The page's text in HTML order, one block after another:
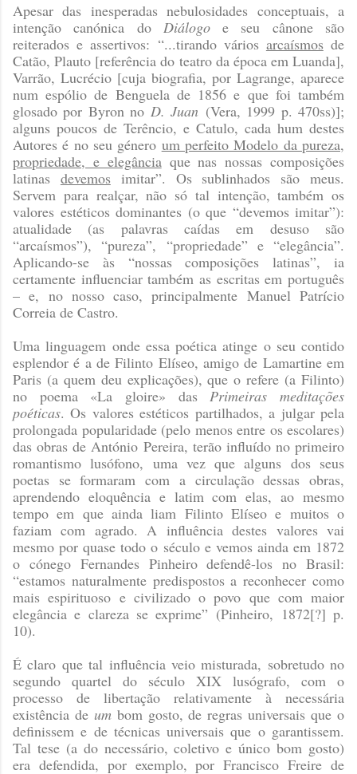
Apesar das inesperadas nebulosidades conceptuais, a
intenção canónica do Diálogoe seu cânone são
reiterados e assertivos: “...tirando vários arcaísmos de
Catão, Plauto [referência do teatro da época em Luanda],
Varrão, Lucrécio [cuja biografia, por Lagrange, aparece
num espólio de Benguela de 1856 e que foi também
glosado por Byron no D. Juan (Vera, 1999 p. 470ss)];
alguns poucos de Terêncio, e Catulo, cada hum destes
Autores é no seu género um perfeito Modelo da pureza,
propriedade, e elegânciaque nas nossas composições
latinas devemos imitar”. Os sublinhados são meus.
Servem para realçar, não só tal intenção, também os
valores estéticos dominantes (o que “devemos imitar”):
atualidade (as palavras caídas em desuso são
“arcaísmos”), “pureza”, “propriedade” e “elegância”.
Aplicando-se às “nossas composições latinas”, ia
certamente influenciar também as escritas em português
– e, no nosso caso, principalmente Manuel Patrício
Correia de Castro.
Uma linguagem onde essa poética atinge o seu contido
esplendor é a de Filinto Elíseo, amigo de Lamartine em
Paris (a quem deu explicações), que o refere (a Filinto)
no poema «La gloire» dasPrimeiras meditações
poéticas. Os valores estéticos partilhados, a julgar pela
prolongada popularidade (pelo menos entre os escolares)
das obras de António Pereira, terão influído no primeiro
romantismo lusófono, uma vez que alguns dos seus
poetas se formaram com a circulação dessas obras,
aprendendo eloquência e latim com elas, ao mesmo
tempo em que ainda liam Filinto Elíseo e muitos o
faziam com agrado. A influência destes valores vai
mesmo por quase todo o século e vemos ainda em 1872
o cónego Fernandes Pinheiro defendê-los no Brasil:
“estamos naturalmente predispostos a reconhecer como
mais espirituoso e civilizado o povo que com maior
elegância e clareza se exprime” (Pinheiro, 1872[?] p.
10).
É claro que tal influência veio misturada, sobretudo no
segundo quartel do século XIX lusógrafo, com o
processo de libertação relativamente à necessária
existência de umbom gosto, de regras universais que o
definissem e de técnicas universais que o garantissem.
Tal tese (a do necessário, coletivo e único bom gosto)
era defendida, por exemplo, por Francisco Freire de